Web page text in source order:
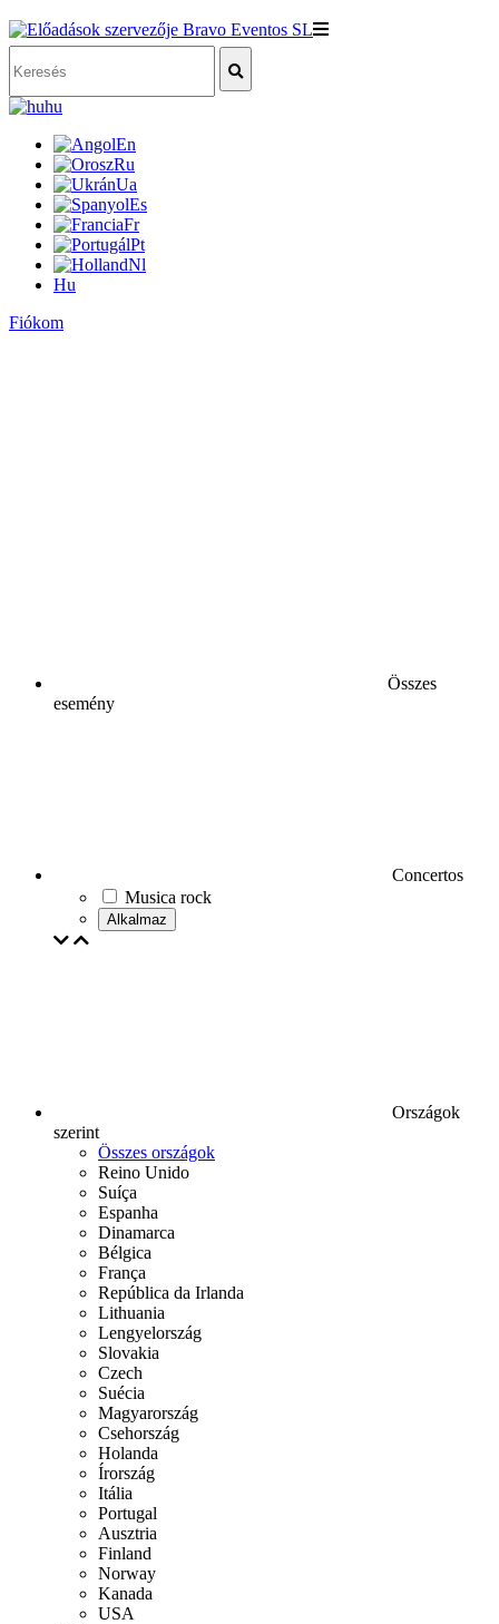
hu
En
Ru
Ua
Es
Fr
Pt
Nl
Hu
Fiókom
Összes
esemény
Concertos
Musica rock
Alkalmaz
Országok
szerint
Összes országok
Reino Unido
Suíça
Espanha
Dinamarca
Bélgica
França
República da Irlanda
Lithuania
Lengyelország
Slovakia
Czech
Suécia
Magyarország
Csehország
Holanda
Írország
Itália
Portugal
Ausztria
Finland
Norway
Kanada
USA